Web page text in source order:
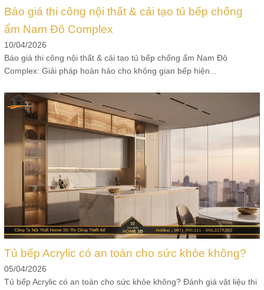
Báo giá thi công nội thất & cải tạo tủ bếp chống
ẩm Nam Đô Complex
10/04/2026
Báo giá thi công nội thất & cải tạo tủ bếp chống ẩm Nam Đô
Complex: Giải pháp hoàn hảo cho không gian bếp hiện...
Tủ bếp Acrylic có an toàn cho sức khỏe không?
05/04/2026
Tủ bếp Acrylic có an toàn cho sức khỏe không? Đánh giá vật liệu thi